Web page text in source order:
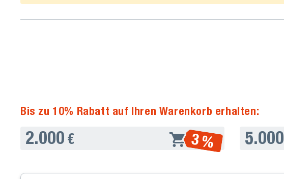
Bis zu 10% Rabatt auf Ihren Warenkorb erhalten:
2.000 € 3 % 5.000